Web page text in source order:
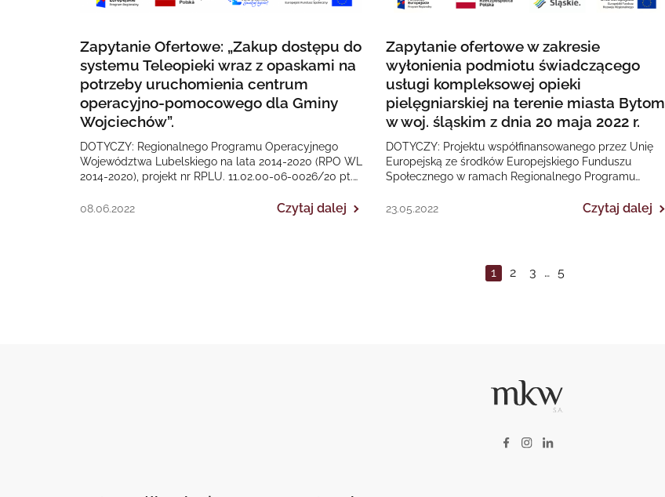
Zapytanie Ofertowe: „Zakup dostępu do
systemu Teleopieki wraz z opaskami na
potrzeby uruchomienia centrum
operacyjno-pomocowego dla Gminy
Wojciechów”.
DOTYCZY: Regionalnego Programu Operacyjnego
Województwa Lubelskiego na lata 2014-2020 (RPO WL
2014-2020), projekt nr RPLU. 11.02.00-06-0026/20 pt.
ofert…
08.06.2022 Czytaj dalej
Zapytanie ofertowe w zakresie
wyłonienia podmiotu świadczącego
usługi kompleksowej opieki
pielęgniarskiej na terenie miasta Bytom
w woj. śląskim z dnia 20 maja 2022 r.
DOTYCZY: Projektu współfinansowanego przez Unię
Europejską ze środków Europejskiego Funduszu
Społecznego w ramach Regionalnego Programu
2020 „II EDYCJA Poprawa dostępności…
23.05.2022 Czytaj dalej
1 2 3 … 5